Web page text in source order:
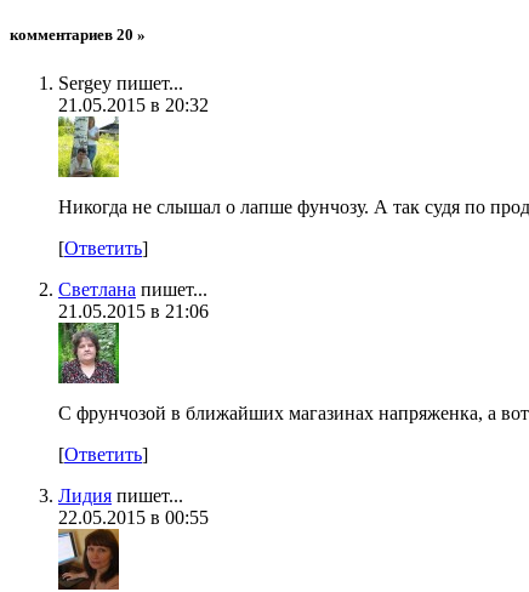
комментариев 20 »
Sergey пишет...
21.05.2015 в 20:32
Никогда не слышал о лапше фунчозу. А так судя по
[Ответить]
Светлана пишет...
21.05.2015 в 21:06
С фрунчозой в ближайших магазинах напряженка, а
[Ответить]
Лидия пишет...
22.05.2015 в 00:55